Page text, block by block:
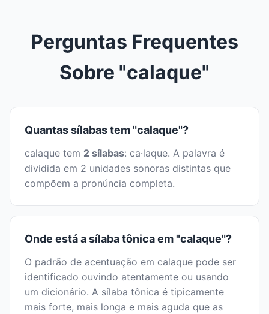
Perguntas Frequentes
Sobre "calaque"
Quantas sílabas tem "calaque"?
calaque tem 2 sílabas: ca·laque. A palavra é
dividida em 2 unidades sonoras distintas que
compõem a pronúncia completa.
Onde está a sílaba tônica em "calaque"?
O padrão de acentuação em calaque pode ser
identificado ouvindo atentamente ou usando
um dicionário. A sílaba tônica é tipicamente
mais forte, mais longa e mais aguda que as